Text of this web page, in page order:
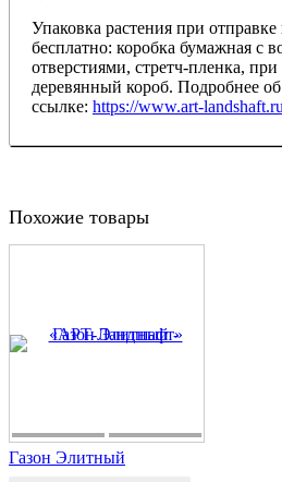
Упаковка растения при отправке
бесплатно: коробка бумажная с
отверстиями, стретч-пленка,
деревянный короб. Подробнее
ссылке: https://www.art-
Похожие товары
Газон Элитный